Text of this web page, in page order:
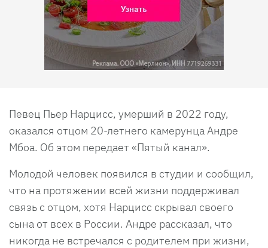
Певец Пьер Нарцисс, умерший в 2022 году,
оказался отцом 20-летнего камерунца Андре
Мбоа. Об этом передает «Пятый канал».
Молодой человек появился в студии и сообщил,
что на протяжении всей жизни поддерживал
связь с отцом, хотя Нарцисс скрывал своего
сына от всех в России. Андре рассказал, что
никогда не встречался с родителем при жизни,